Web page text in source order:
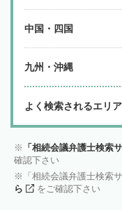
中国・四国
九州・沖縄
よく検索されるエリア
「相続会議弁護士検索
確認下さい
「相続会議弁護士検索
ら
をご確認下さい